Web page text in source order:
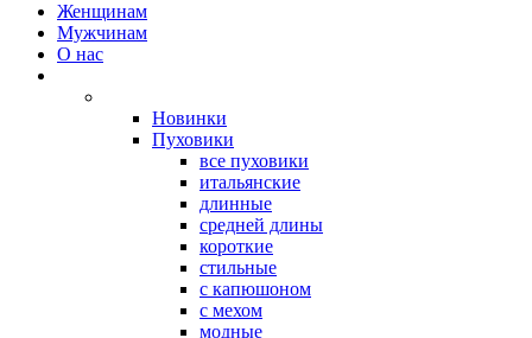
Женщинам
Мужчинам
О нас
Новинки
Пуховики
все пуховики
итальянские
длинные
средней длины
короткие
стильные
с капюшоном
с мехом
модные